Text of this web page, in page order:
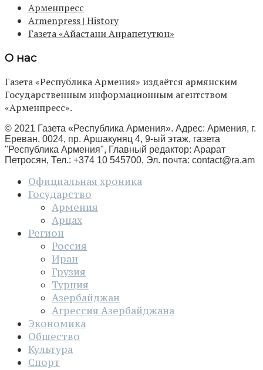
Арменпресс
Armenpress | History
Газета «Айастани Анрапетутюн»
О нас
Газета «Республика Армения» издаётся армянским
Государственным информационным агентством
«Арменпресс».
© 2021 Газета «Республика Армения». Адрес: Армения, г.
Ереван, 0024, пр. Аршакуняц 4, 9-ый этаж, газета
"Республика Армения", Главный редактор: Арарат
Петросян, Тел.: +374 10 545700, Эл. почта: contact@ra.am
Официальная хроника
Государство
Армения
Арцах
Регион
Россия
Иран
Грузия
Турция
Азербайджан
Агрессия Азербайджана
Экономика
Общество
Культура
Спорт